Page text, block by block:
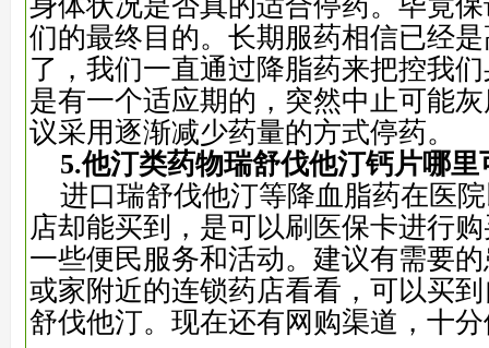
们的最终目的。长期服药相信已经
了，我们一直通过降脂药来把控我
是有一个适应期的，突然中止可能
议采用逐渐减少药量的方式停药。
5.他汀类药物瑞舒伐他汀钙片哪里
进口瑞舒伐他汀等降血脂药在医
店却能买到， 是可以刷医保卡进行
一些便民服务和活动。建议有需要的
或家附近的连锁药店看看， 可以买
舒伐他汀。 现在还有网购渠道，十